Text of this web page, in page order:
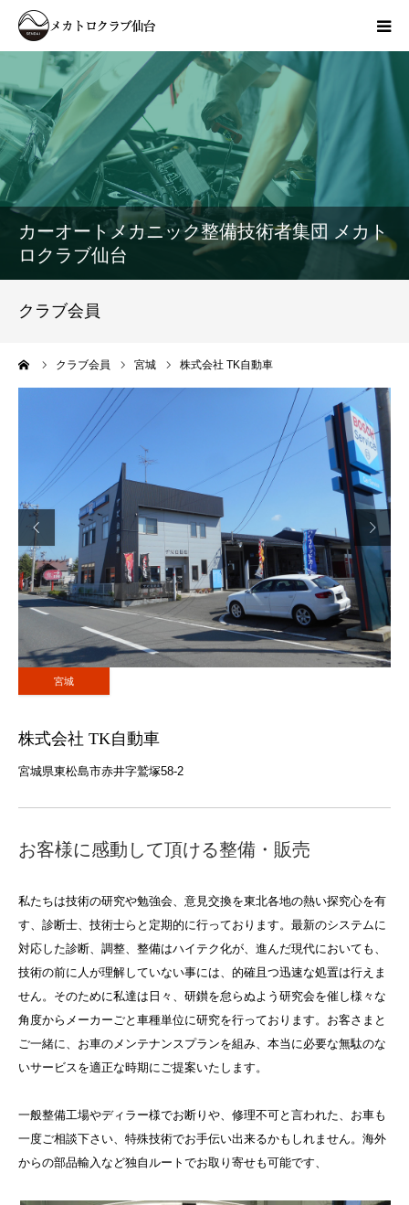
カーオートメカニック整備技術者集団 メカト
ロクラブ仙台
クラブ会員
クラブ会員 宮城 株式会社 TK自動車
 
宮城
株式会社 TK自動車
宮城県東松島市赤井字鷲塚58-2
お客様に感動して頂ける整備・販売
私たちは技術の研究や勉強会、意見交換を東北各地の熱い探究心を有
す、診断士、技術士らと定期的に行っております。最新のシステムに
対応した診断、調整、整備はハイテク化が、進んだ現代においても、
技術の前に人が理解していない事には、的確且つ迅速な処置は行えま
せん。そのために私達は日々、研鑚を怠らぬよう研究会を催し様々な
角度からメーカーごと車種単位に研究を行っております。お客さまと
ご一緒に、お車のメンテナンスプランを組み、本当に必要な無駄のな
いサービスを適正な時期にご提案いたします。
一般整備工場やディラー様でお断りや、修理不可と言われた、お車も
一度ご相談下さい、特殊技術でお手伝い出来るかもしれません。海外
からの部品輸入など独自ルートでお取り寄せも可能です、
HOME
お知らせ
メカトロクラブ仙台
会員紹介